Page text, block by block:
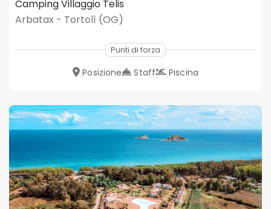
Camping Villaggio Telis
Arbatax - Tortolì (OG)
Punti di forza
Posizione Staff Piscina